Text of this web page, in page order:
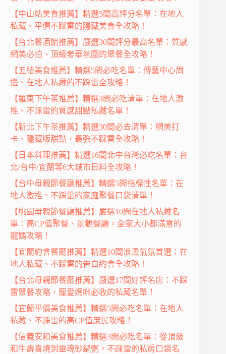
【中山站美食推薦】精選5間高評分名單：在地人
私藏、平價不踩雷的隱藏美食全攻略！
【台北餐酒館推薦】嚴選30間評分最高名單：質感
網美必拍、頂級奢華氛圍的聚餐全攻略！
【五結美食推薦】精選5間必吃名單：傳藝中心周
邊、在地人私藏的不踩雷全攻略！
【羅東下午茶推薦】精選3間必吃清單：在地人激
推、不踩雷的質感甜點私藏名單！
【新北下午茶推薦】精選30間必去清單：網美打
卡、隱藏版甜點，最強不踩雷全攻略！
【日本料理推薦】精選16間北中台灣必吃名單：台
北/台中/宜蘭等6大城市日料全攻略！
【台中母親節餐廳推薦】精選5間指標性名單：在
地人激推、不踩雷的家庭聚餐口袋清單！
【桃園母親節餐廳推薦】嚴選10間在地人私藏名
單：高CP值聚餐、景觀餐廳，全家大小都滿意的
寵媽攻略！
【宜蘭約會餐廳推薦】精選10間浪漫氣氛首選：在
地人私藏、不踩雷的告白約會全攻略！
【台北母親節餐廳推薦】嚴選17間好評名店：不踩
雷聚餐攻略，寵愛媽咪必收的私藏名單！
【宜蘭平價美食推薦】精選5間必吃名單：在地人
私藏、不踩雷的高CP值庶民攻略！
【信義安和美食推薦】精選3間必吃名單：從頂級
和牛壽喜燒到靈魂砂鍋粥，不踩雷的私房口袋名